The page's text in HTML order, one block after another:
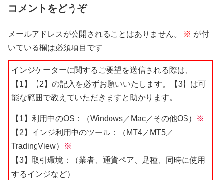
コメントをどうぞ
メールアドレスが公開されることはありません。 ※ が付
いている欄は必須項目です
インジケーターに関するご要望を送信される際は、
【1】【2】の記入を必ずお願いいたします。【3】は可
能な範囲で教えていただきますと助かります。
【1】利用中のOS：（Windows／Mac／その他OS）
※
【2】インジ利用中のツール：（MT4／MT5／
TradingView）
※
【3】取引環境：（業者、通貨ペア、足種、同時に使用
するインジなど）